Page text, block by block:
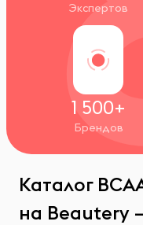
Экспертов
1 500+
Брендов
Каталог
на Beautery